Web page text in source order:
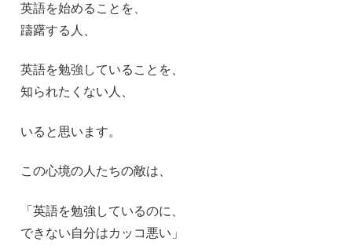
英語を始めることを、
躊躇する人、
英語を勉強していることを、
知られたくない人、
いると思います。
この心境の人たちの敵は、
「英語を勉強しているのに、
できない自分はカッコ悪い」